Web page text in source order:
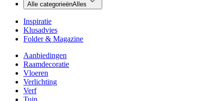
Alle categorieënAlles
Inspiratie
Klusadvies
Folder & Magazine
Aanbiedingen
Raamdecoratie
Vloeren
Verlichting
Verf
Tuin